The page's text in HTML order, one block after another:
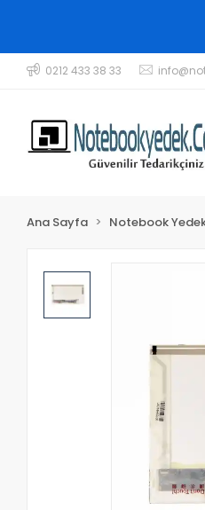
0212 433 38 33
Ana Sayfa Notebook